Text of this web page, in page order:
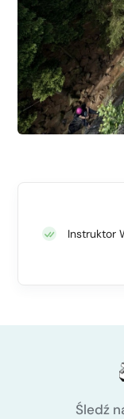
Instruktor
Śledź